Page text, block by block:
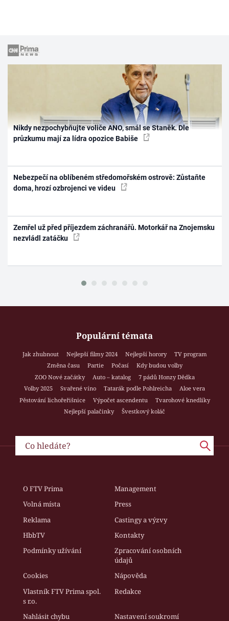
Nikdy nezpochybňujte voliče ANO, smál se Staněk. Dle
průzkumu mají za lídra opozice Babiše
Nebezpečí na oblíbeném středomořském ostrově: Zůstaňte
doma, hrozí ozbrojenci ve videu
Zemřel už před příjezdem záchranářů. Motorkář na Znojemsku
nezvládl zatáčku
Populární témata
Jak zhubnout Nejlepší filmy 2024 Nejlepší horory
TV program
Změna času
Partie Počasí
Kdy budou volby
ZOO Nové začátky
Auto – katalog
7 pádů Honzy Dědka
Volby 2025
Svařené víno Tatarák podle Pohlreicha
Aloe vera
Pěstování lichořeřišnice
Výpočet ascendentu
Tvarohové knedlíky
Nejlepší palačinky
Švestkový koláč
O FTV Prima
Management
Volná místa
Press
Reklama
Castingy a výzvy
HbbTV
Kontakty
Podmínky užívání
Zpracování osobních
údajů
Cookies
Nápověda
Vlastník FTV Prima spol.
s r.o.
Redakce
Nahlásit chybu Nastavení soukromí